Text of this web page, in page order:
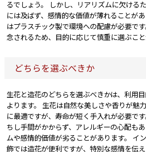
るでしょう。 しかし、リアリズムに欠ける
には及ばず、感情的な価値が薄れることが
はプラスチック製で環境への配慮が必要で
念されるため、目的に応じて慎重に選ぶこと
どちらを選ぶべきか
生花と造花のどちらを選ぶべきかは、利用
よります。 生花は自然な美しさや香りが魅
に最適ですが、寿命が短く手入れが必要で
ちし手間がかからず、アレルギーの心配も
ムや感情的価値が劣ることがあります。 イ
飾では造花が便利ですが、特別な感情を伝